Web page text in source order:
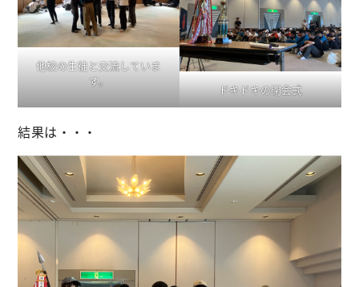
他校の生徒と交流していま
す。
ドキドキの閉会式
結果は・・・